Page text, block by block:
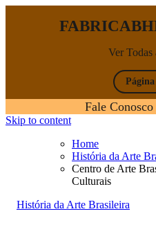
Ver Todas
Fale Conosco
Skip to content
Home
História da Arte
Centro de Arte
Culturais
História da Arte Brasileira